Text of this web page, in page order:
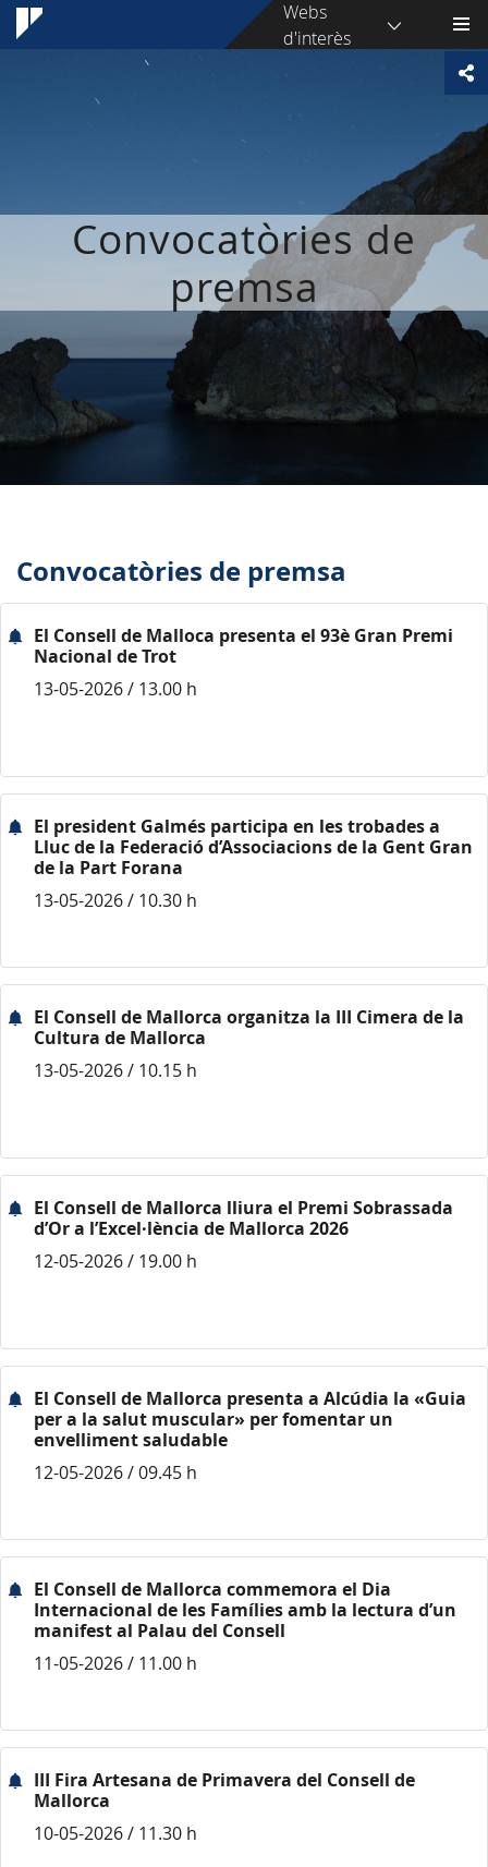
Webs
d'interès
Convocatòries de
premsa
Convocatòries de premsa
El Consell de Malloca presenta el 93è Gran Premi
Nacional de Trot
13-05-2026 / 13.00 h
El president Galmés participa en les trobades a
Lluc de la Federació d’Associacions de la Gent Gran
de la Part Forana
13-05-2026 / 10.30 h
El Consell de Mallorca organitza la III Cimera de la
Cultura de Mallorca
13-05-2026 / 10.15 h
El Consell de Mallorca lliura el Premi Sobrassada
d’Or a l’Excel·lència de Mallorca 2026
12-05-2026 / 19.00 h
El Consell de Mallorca presenta a Alcúdia la «Guia
per a la salut muscular» per fomentar un
envelliment saludable
12-05-2026 / 09.45 h
El Consell de Mallorca commemora el Dia
Internacional de les Famílies amb la lectura d’un
manifest al Palau del Consell
11-05-2026 / 11.00 h
III Fira Artesana de Primavera del Consell de
Mallorca
10-05-2026 / 11.30 h